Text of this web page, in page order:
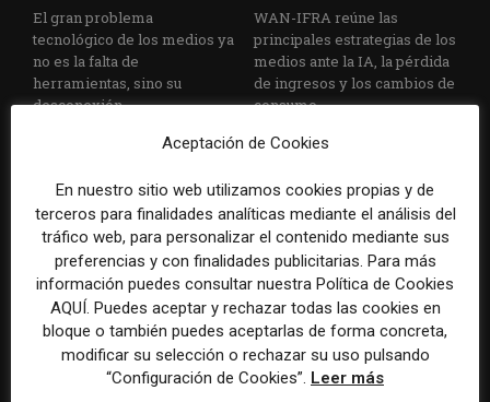
El gran problema
tecnológico de los medios ya
no es la falta de
herramientas, sino su
desconexión
WAN-IFRA reúne las
principales estrategias de los
medios ante la IA, la pérdida
de ingresos y los cambios de
consumo
Veinte ejemplos de uso de la
IA en redacciones, productos
y negocios periodísticos
La bolsa ha borrado hasta el
98% del valor de algunos
grandes grupos de prensa
tradicionales
Aceptación de Cookies
En nuestro sitio web utilizamos cookies propias y de
terceros para finalidades analíticas mediante el análisis del
tráfico web, para personalizar el contenido mediante sus
preferencias y con finalidades publicitarias. Para más
información puedes consultar nuestra Política de Cookies
AQUÍ. Puedes aceptar y rechazar todas las cookies en
bloque o también puedes aceptarlas de forma concreta,
modificar su selección o rechazar su uso pulsando
“Configuración de Cookies”. Leer más